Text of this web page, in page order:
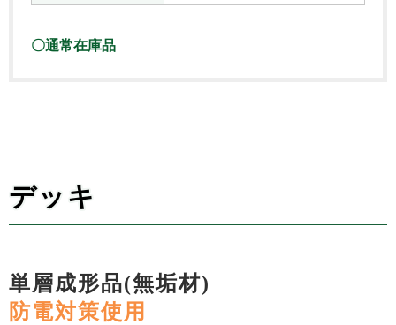
〇通常在庫品
デッキ
単層成形品(無垢材)
防電対策使用